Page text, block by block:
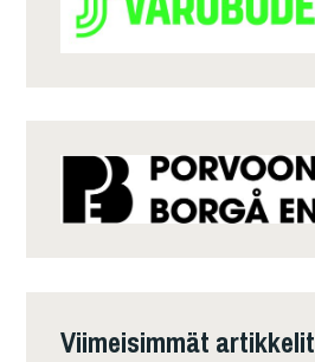
Viimeisimmät artikkelit